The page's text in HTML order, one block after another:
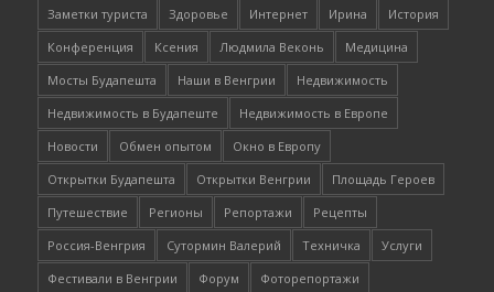
Заметки туриста
Здоровье Интернет Ирина
История
Конференция
Ксения Людмила Веконь
Медицина
Мосты Будапешта
Наши в Венгрии
Недвижимость
Недвижимость в Будапеште
Недвижимость в Европе
Новости
Обмен опытом
Окно в Европу
Открытки Будапешта
Открытки Венгрии
Площадь Героев
Путешествие
Регионы Репортажи
Рецепты
Россия-Венгрия
Сутормин Валерий Техничка
Услуги
Фестивали в Венгрии
Форум Фоторепортажи